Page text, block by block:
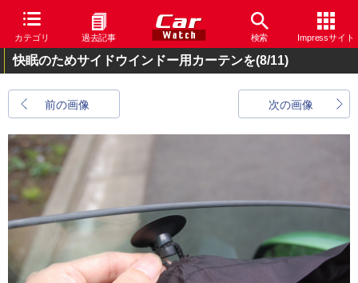
カテゴリ 過去記事 検索 Impressサイト
快眠のためサイドウインドー用カーテンを(8/11)
前の画像 次の画像